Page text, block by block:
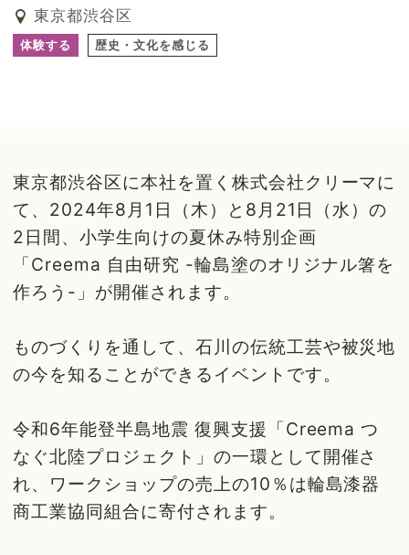
東京都渋谷区
体験する 歴史・文化を感じる
東京都渋谷区に本社を置く株式会社クリーマに
て、2024年8月1日（木）と8月21日（水）の
2日間、小学生向けの夏休み特別企画
「Creema 自由研究 -輪島塗のオリジナル箸を
作ろう-」が開催されます。
ものづくりを通して、石川の伝統工芸や被災地
の今を知ることができるイベントです。
令和6年能登半島地震 復興支援「Creema つ
なぐ北陸プロジェクト」の一環として開催さ
れ、ワークショップの売上の10％は輪島漆器
商工業協同組合に寄付されます。